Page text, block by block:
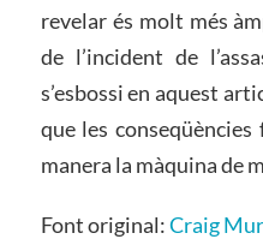
revelar és molt més
de l’incident de
s’esbossi en aquest
que les conseqüències
manera la màquina de
Font original:Craig